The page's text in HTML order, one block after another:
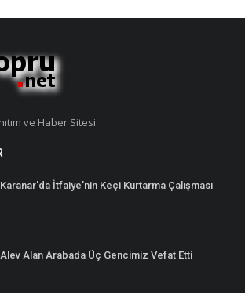
ve Haber Sitesi
Karanar'da İtfaiye’nin Keçi Kurtarma Çalışması
Alev Alan Arabada Üç Gencimiz Vefat Etti